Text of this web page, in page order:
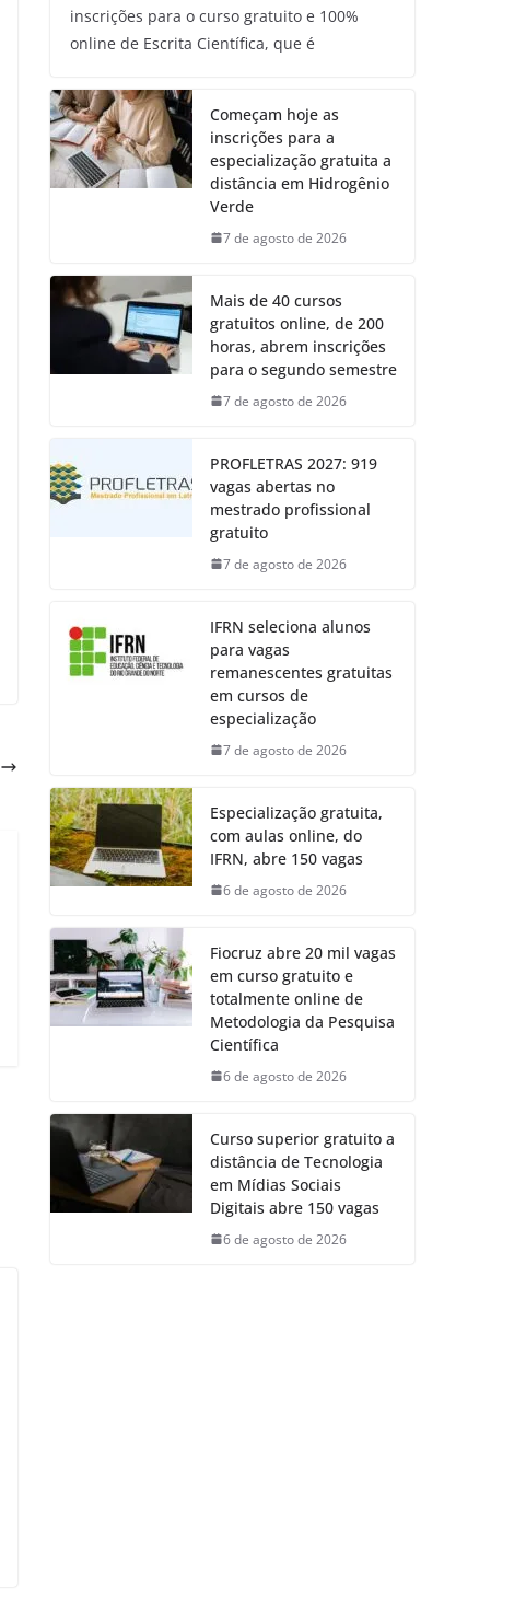
inscrições para o curso gratuito e 100%
online de Escrita Científica, que é
Começam hoje as
inscrições para a
especialização gratuita a
distância em Hidrogênio
Verde
7 de agosto de 2026
Mais de 40 cursos
gratuitos online, de 200
horas, abrem inscrições
para o segundo semestre
7 de agosto de 2026
PROFLETRAS 2027: 919
vagas abertas no
mestrado profissional
gratuito
7 de agosto de 2026
IFRN seleciona alunos
para vagas
remanescentes gratuitas
em cursos de
especialização
7 de agosto de 2026
Especialização gratuita,
com aulas online, do
IFRN, abre 150 vagas
6 de agosto de 2026
Fiocruz abre 20 mil vagas
em curso gratuito e
totalmente online de
Metodologia da Pesquisa
Científica
6 de agosto de 2026
Curso superior gratuito a
distância de Tecnologia
em Mídias Sociais
Digitais abre 150 vagas
6 de agosto de 2026